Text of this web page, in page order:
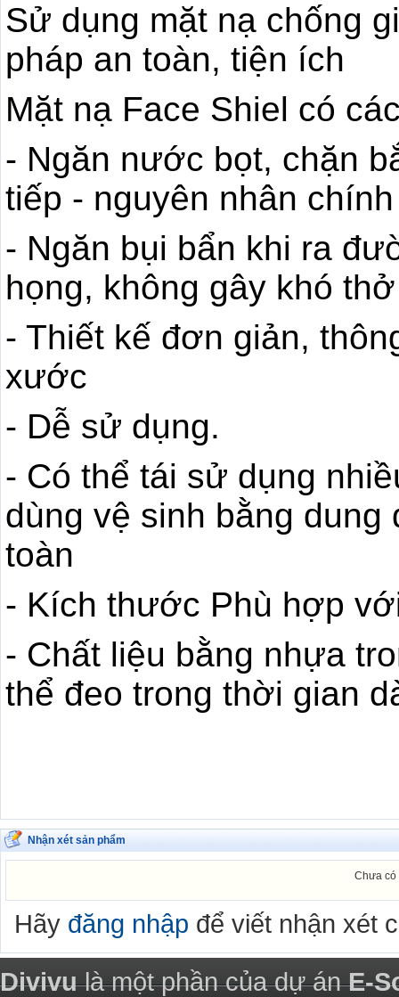
Sử dụng mặt nạ chống
pháp an toàn, tiện ích
Mặt nạ Face Shiel có
- Ngăn nước bọt, chặn
tiếp - nguyên nhân
- Ngăn bụi bẩn khi ra
họng, không gây khó thở
- Thiết kế đơn giản,
xước
- Dễ sử dụng.
- Có thể tái sử dụng
dùng vệ sinh bằng dung
toàn
- Kích thước Phù hợp
- Chất liệu bằng nhựa
thể đeo trong thời gian
Nhận xét sản phẩm
Chưa có
Hãy đăng nhập để viết nhận xét
Divivulà một phần của dự ánE-